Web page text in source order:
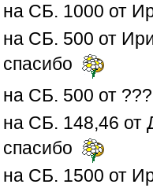
на СБ. 1000 от
на СБ. 500 от
спасибо
на СБ. 500 от
на СБ. 148,46 от
спасибо
на СБ. 1500 от